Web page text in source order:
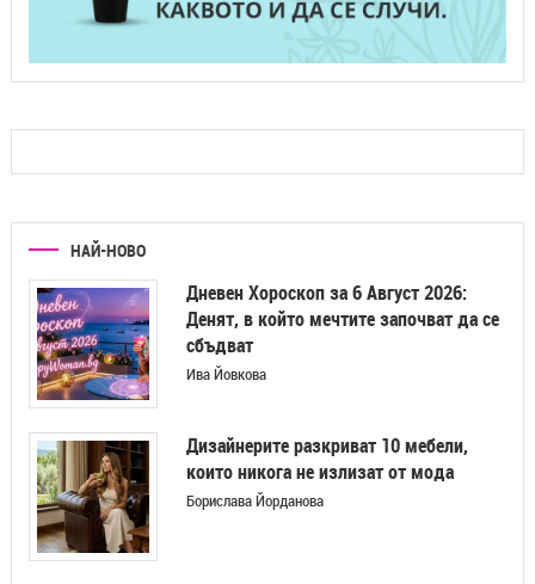
НАЙ-НОВО
Дневен Хороскоп за 6 Август 2026:
Денят, в който мечтите започват да се
сбъдват
Ива Йовкова
Дизайнерите разкриват 10 мебели,
които никога не излизат от мода
Борислава Йорданова